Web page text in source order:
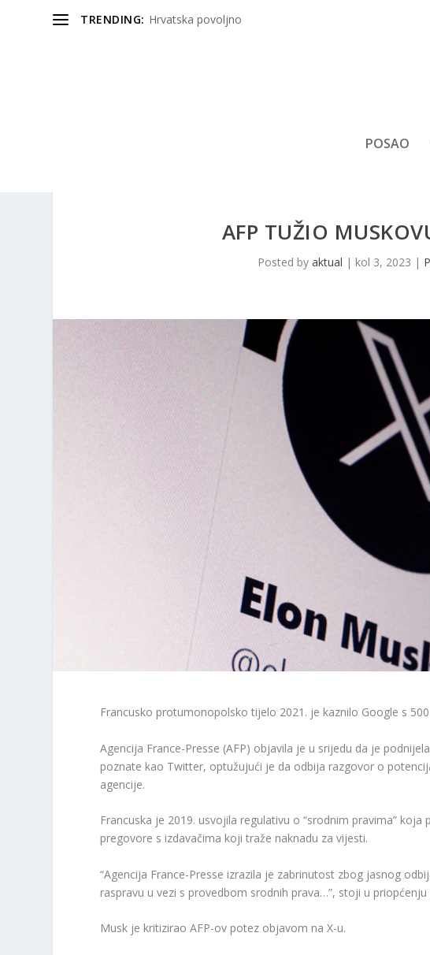
TRENDING: Hrvatska povoljno
POSAO
AFP TUŽIO
Posted byaktual | kol 3, 2023 |
Francusko protumonopolsko tijelo 2021. je kaznilo Google s
Agencija France-Presse (AFP) objavila je u srijedu da je
poznate kao Twitter, optužujući je da odbija razgovor o
agencije.
Francuska je 2019. usvojila regulativu o “srodnim pravima”
pregovore s izdavačima koji traže naknadu za vijesti.
“Agencija France-Presse izrazila je zabrinutost zbog jasnog
raspravu u vezi s provedbom srodnih prava…”, stoji u priopćenju
Musk je kritizirao AFP-ov potez objavom na X-u.